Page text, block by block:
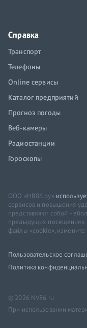
Справка
Транспорт
Телефоны
Online сервисы
Каталог предприятий
Прогноз погоды
Веб-камеры
Радиостанции
Гороскопы
ООО «НВ86.ру»
сервисов и повышения
представляют собой
предыдущих посещениях
файлы «cookie», измените
Пользовательское
Политика
© 2026 NV86.ru
При использовании